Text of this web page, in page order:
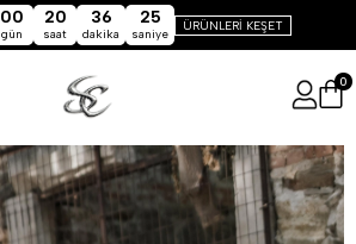
00
gün
20
saat
36
dakika
25
saniye
ÜRÜNLERİ KEŞET
0